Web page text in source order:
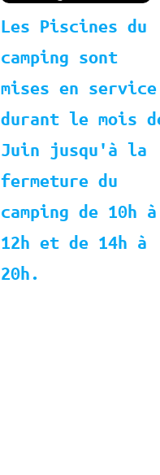
Les Piscines du
camping sont
mises en service
durant le mois
Juin jusqu'à la
fermeture du
camping de 10h à
12h et de 14h à
20h.